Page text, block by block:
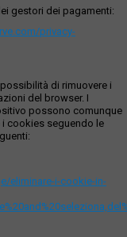
gestori dei pagamenti:
privacy-
di rimuovere i
del browser. I
possono comunque
cookies seguendo le
eliminare-i-cookie-in-